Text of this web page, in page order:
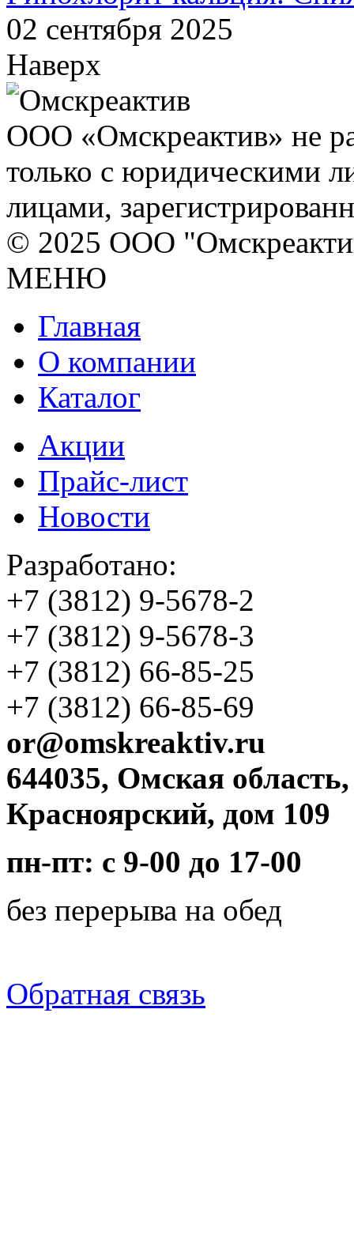
02 сентября 2025
Наверх
ООО «Омскреактив» не
только с юридическими
лицами,
© 2025 ООО
МЕНЮ
Главная
О компании
Каталог
Акции
Прайс-лист
Новости
Разработано:
+7 (3812) 9-5678-2
+7 (3812) 9-5678-3
+7 (3812) 66-85-25
+7 (3812) 66-85-69
or@omskreaktiv.ru
644035, Омская
Красноярский, дом 109
пн-пт: с 9-00 до 17-00
без перерыва на обед
Обратная связь